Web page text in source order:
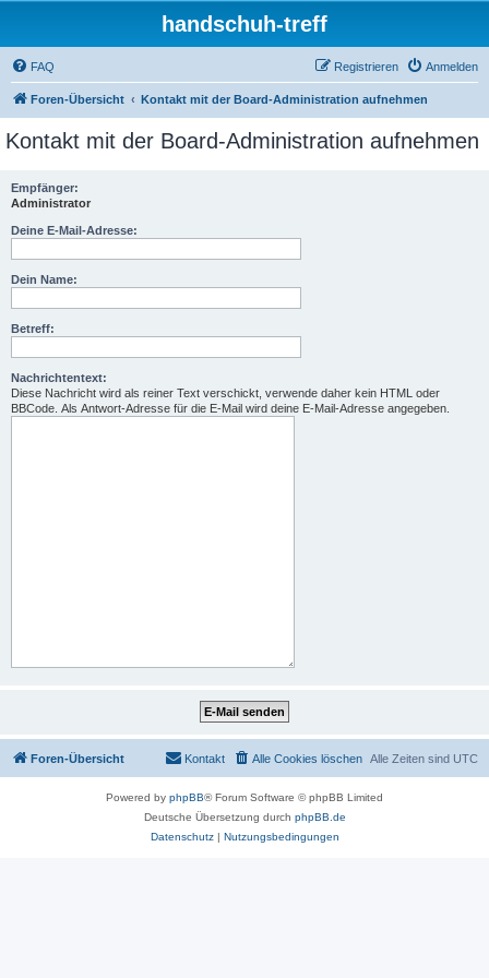
handschuh-treff
FAQ Anmelden
Registrieren
Foren-Übersicht Kontakt mit der Board-Administration aufnehmen
Kontakt mit der Board-Administration aufnehmen
Empfänger:
Administrator
Deine E-Mail-Adresse:
Dein Name:
Betreff:
Nachrichtentext:
Diese Nachricht wird als reiner Text verschickt, verwende daher kein HTML oder
BBCode. Als Antwort-Adresse für die E-Mail wird deine E-Mail-Adresse angegeben.
Foren-Übersicht Alle Zeiten sind UTC
Alle Cookies löschen
Kontakt
Powered by phpBB® Forum Software © phpBB Limited
Deutsche Übersetzung durch phpBB.de
Datenschutz| Nutzungsbedingungen